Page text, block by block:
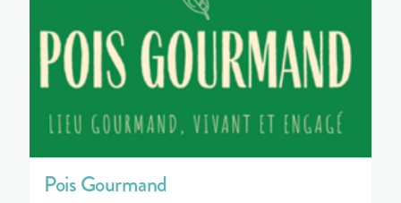
Pois Gourmand